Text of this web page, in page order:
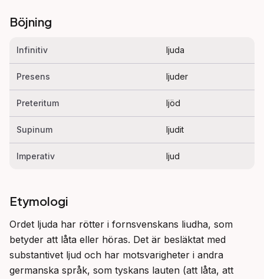
Böjning
Infinitiv ljuda
Presens ljuder
Preteritum ljöd
Supinum ljudit
Imperativ ljud
Etymologi
Ordet ljuda har rötter i fornsvenskans liudha, som
betyder att låta eller höras. Det är besläktat med
substantivet ljud och har motsvarigheter i andra
germanska språk, som tyskans lauten (att låta, att